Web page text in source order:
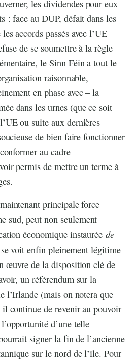
les dividendes pour eux
: face au DUP, défait dans les
accords passés avec l’UE
de se soumettre à la règle
le Sinn Féin a tout le
raisonnable,
en phase avec – la
dans les urnes (que ce soit
ou suite aux dernières
de bien faire fonctionner
au cadre
permis de mettre un terme à
principale force
sud, peut non seulement
économique instauréede
voit enfin pleinement légitime
œuvre de la disposition clé de
un référendum sur la
l’Irlande (mais on notera que
il continue de revenir au pouvoir
d’une telle
signer la fin de l’ancienne
sur le nord de l’île. Pour